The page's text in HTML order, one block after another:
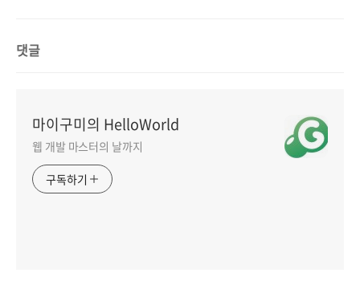
댓글
마이구미의 HelloWorld
웹 개발 마스터의 날까지
구독하기